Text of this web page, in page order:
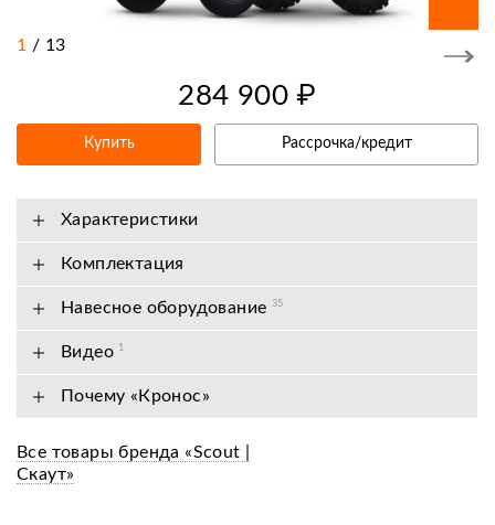
1 / 13
284 900 ₽
Купить Рассрочка/кредит
Характеристики
Комплектация
Навесное оборудование 35
Видео 1
Почему «Кронос»
Все товары бренда «Scout |
Скаут»